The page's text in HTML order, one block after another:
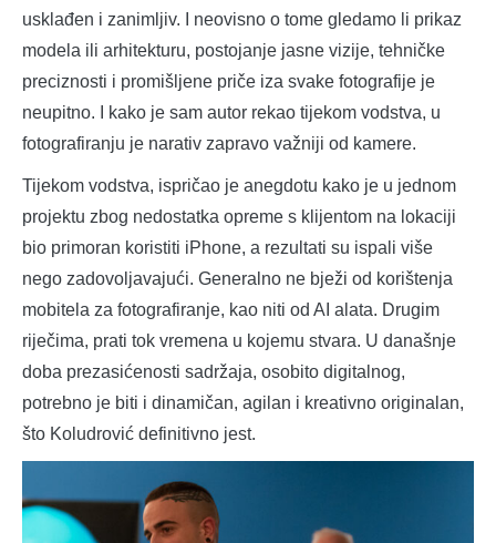
usklađen i zanimljiv. I neovisno o tome gledamo li prikaz
modela ili arhitekturu, postojanje jasne vizije, tehničke
preciznosti i promišljene priče iza svake fotografije je
neupitno. I kako je sam autor rekao tijekom vodstva, u
fotografiranju je narativ zapravo važniji od kamere.
Tijekom vodstva, ispričao je anegdotu kako je u jednom
projektu zbog nedostatka opreme s klijentom na lokaciji
bio primoran koristiti iPhone, a rezultati su ispali više
nego zadovoljavajući. Generalno ne bježi od korištenja
mobitela za fotografiranje, kao niti od AI alata. Drugim
riječima, prati tok vremena u kojemu stvara. U današnje
doba prezasićenosti sadržaja, osobito digitalnog,
potrebno je biti i dinamičan, agilan i kreativno originalan,
što Koludrović definitivno jest.